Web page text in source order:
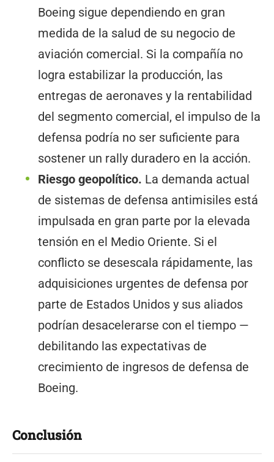
Boeing sigue dependiendo en gran
medida de la salud de su negocio de
aviación comercial. Si la compañía no
logra estabilizar la producción, las
entregas de aeronaves y la rentabilidad
del segmento comercial, el impulso de la
defensa podría no ser suficiente para
sostener un rally duradero en la acción.
Riesgo geopolítico. La demanda actual
de sistemas de defensa antimisiles está
impulsada en gran parte por la elevada
tensión en el Medio Oriente. Si el
conflicto se desescala rápidamente, las
adquisiciones urgentes de defensa por
parte de Estados Unidos y sus aliados
podrían desacelerarse con el tiempo —
debilitando las expectativas de
crecimiento de ingresos de defensa de
Boeing.
Conclusión